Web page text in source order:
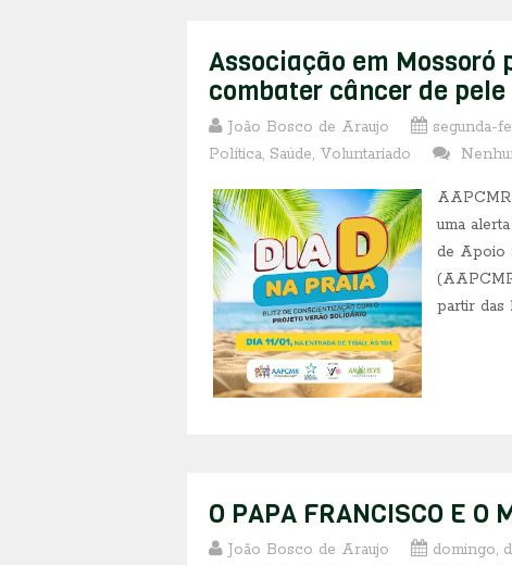
Associação em Mossoró
combater câncer de pele
João Bosco de Araujo segunda-
Política, Saúde, Voluntariado
uma
de Apoio
partir das
O PAPA FRANCISCO E O
João Bosco de Araujo domingo,